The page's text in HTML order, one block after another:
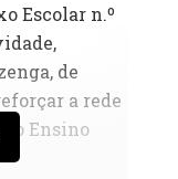
Escolar n.º
de
a rede
Ensino